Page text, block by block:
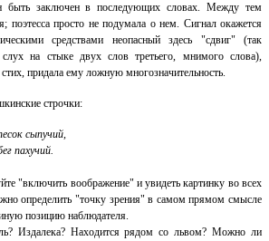
быть заключен в последующих словах. Между тем
поэтесса просто не подумала о нем. Сигнал окажется
средствами неопасный здесь "сдвиг" (так
на стыке двух слов третьего, мнимого слова),
придала ему ложную многозначительность.
строчки:
сыпучий,
пахучий.
"включить воображение" и увидеть картинку во всех
определить "точку зрения" в самом прямом смысле
позицию наблюдателя.
Издалека? Находится рядом со львом? Можно ли